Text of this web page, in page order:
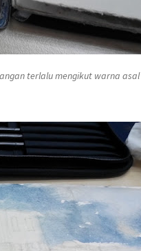
terlalu mengikut warna asal